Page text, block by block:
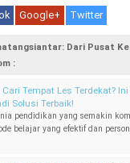
Google+ Twitter
Dari Pusat
:
Tempat Les Terdekat?
Solusi Terbaik!
pendidikan yang semakin
belajar yang efektif dan